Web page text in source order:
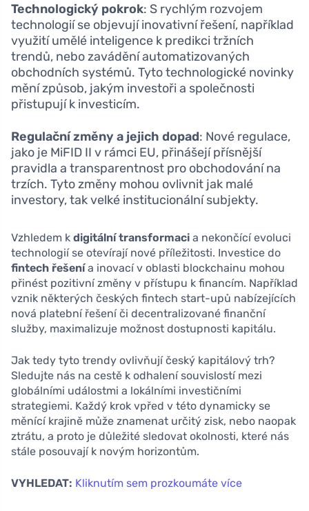
Technologický pokrok: S rychlým rozvojem
technologií se objevují inovativní řešení, například
využití umělé inteligence k predikci tržních
trendů, nebo zavádění automatizovaných
obchodních systémů. Tyto technologické novinky
mění způsob, jakým investoři a společnosti
přistupují k investicím.
Regulační změny a jejich dopad: Nové regulace,
jako je MiFID II v rámci EU, přinášejí přísnější
pravidla a transparentnost pro obchodování na
trzích. Tyto změny mohou ovlivnit jak malé
investory, tak velké institucionální subjekty.
Vzhledem k digitální transformaci a nekončící evoluci
technologií se otevírají nové příležitosti. Investice do
fintech řešenía inovací v oblasti blockchainu mohou
přinést pozitivní změny v přístupu k financím. Například
vznik některých českých fintech start-upů nabízejících
nová platební řešení či decentralizované finanční
služby, maximalizuje možnost dostupnosti kapitálu.
Jak tedy tyto trendy ovlivňují český kapitálový trh?
Sledujte nás na cestě k odhalení souvislostí mezi
globálními událostmi a lokálními investičními
strategiemi. Každý krok vpřed v této dynamicky se
měnící krajině může znamenat určitý zisk, nebo naopak
ztrátu, a proto je důležité sledovat okolnosti, které nás
stále posouvají k novým horizontům.
VYHLEDAT: Kliknutím sem prozkoumáte více